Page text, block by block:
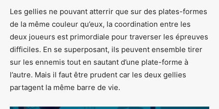
Les gellies ne pouvant atterrir que sur des plates-formes
de la même couleur qu’eux, la coordination entre les
deux joueurs est primordiale pour traverser les épreuves
difficiles. En se superposant, ils peuvent ensemble tirer
sur les ennemis tout en sautant d’une plate-forme à
l’autre. Mais il faut être prudent car les deux gellies
partagent la même barre de vie.